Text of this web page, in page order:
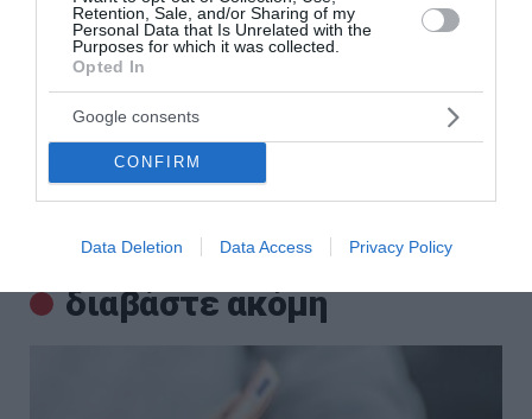
Retention, Sale, and/or Sharing of my
Personal Data that Is Unrelated with the
Purposes for which it was collected.
Opted In
Google consents
CONFIRM
Data Deletion Data Access Privacy Policy
Αμαζόνιος: Στο χαμηλότερο επίπεδο δεκαετίας η
αποψίλωση – Μείωση 37%
ΑΑΔΕ: Άνοιξε ξανά η πλατφόρμα myAGRO για την Ενιαία
Αίτηση Ενίσχυσης 2026 – Οι προθεσμίες για τους αγρότες
«Φωτιά» στην τιμή του μοσχαριού – Αύξηση 28,4% μέσα σε
19 μήνες
ΟΛΕΣ ΟΙ ΕΙΔΗΣΕΙΣ →
διαβάστε ακόμη